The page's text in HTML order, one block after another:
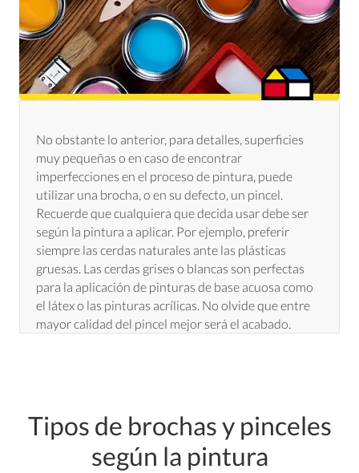
No obstante lo anterior, para detalles, superficies
muy pequeñas o en caso de encontrar
imperfecciones en el proceso de pintura, puede
utilizar una brocha, o en su defecto, un pincel.
Recuerde que cualquiera que decida usar debe ser
según la pintura a aplicar. Por ejemplo, preferir
siempre las cerdas naturales ante las plásticas
gruesas. Las cerdas grises o blancas son perfectas
para la aplicación de pinturas de base acuosa como
el látex o las pinturas acrílicas. No olvide que entre
mayor calidad del pincel mejor será el acabado.
Tipos de brochas y pinceles
según la pintura